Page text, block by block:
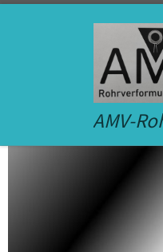
Zum Inhalt
AMV-